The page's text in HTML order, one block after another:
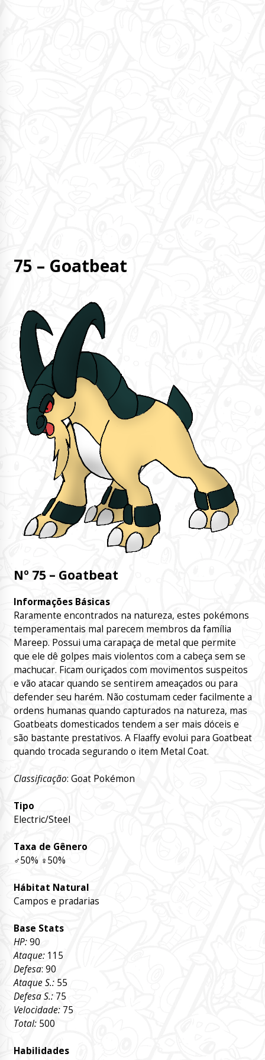
75 – Goatbeat
Nº 75 – Goatbeat
Informações Básicas
Raramente encontrados na natureza, estes pokémons
temperamentais mal parecem membros da família
Mareep. Possui uma carapaça de metal que permite
que ele dê golpes mais violentos com a cabeça sem se
machucar. Ficam ouriçados com movimentos suspeitos
e vão atacar quando se sentirem ameaçados ou para
defender seu harém. Não costumam ceder facilmente a
ordens humanas quando capturados na natureza, mas
Goatbeats domesticados tendem a ser mais dóceis e
são bastante prestativos. A Flaaffy evolui para Goatbeat
quando trocada segurando o item Metal Coat.
Classificação: Goat Pokémon
Tipo
Electric/Steel
Taxa de Gênero
♂50% ♀50%
Hábitat Natural
Campos e pradarias
Base Stats
HP:90
Ataque:115
Defesa: 90
Ataque S.:55
Defesa S.:75
Velocidade:75
Total:500
Habilidades